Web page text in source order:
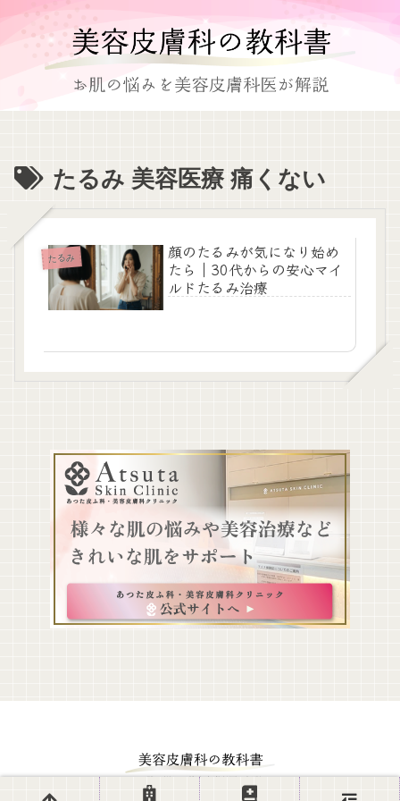
たるみ 美容医療 痛くない
たるみ
顔のたるみが気になり始め
たら｜30代からの安心マイ
ルドたるみ治療